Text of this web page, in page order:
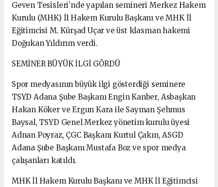
Geven Tesisleri’nde yapılan semineri Merkez Hakem
Kurulu (MHK) İl Hakem Kurulu Başkanı ve MHK İl
Eğitimcisi M. Kürşad Uçar ve üst klasman hakemi
Doğukan Yıldırım verdi.
SEMİNER BÜYÜK İLGİ GÖRDÜ
Spor medyasının büyük ilgi gösterdiği seminere
TSYD Adana Şube Başkanı Engin Kanber, Asbaşkan
Hakan Köker ve Ergun Kara ile Sayman Şehmus
Baysal, TSYD Genel Merkez yönetim kurulu üyesi
Adnan Poyraz, ÇGC Başkanı Kurtul Çakın, ASGD
Adana Şube Başkanı Mustafa Boz ve spor medya
çalışanları katıldı.
MHK İl Hakem Kurulu Başkanı ve MHK İl Eğitimcisi